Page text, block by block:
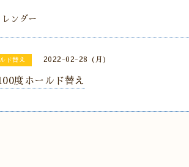
レンダー
ド替え 2022-02-28 (月)
度ホールド替え